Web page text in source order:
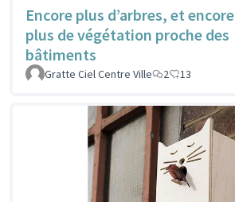
Encore plus d’arbres, et encore
plus de végétation proche des
bâtiments
Gratte Ciel Centre Ville 2 13